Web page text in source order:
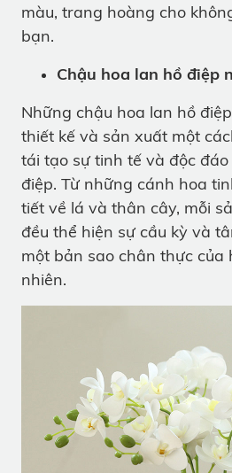
màu, trang hoàng cho
bạn.
Chậu hoa lan hồ điệp
Những chậu hoa lan hồ
thiết kế và sản xuất một
tái tạo sự tinh tế và độc
điệp. Từ những cánh hoa
tiết về lá và thân cây, mỗi
đều thể hiện sự cầu kỳ và
một bản sao chân thực của
nhiên.